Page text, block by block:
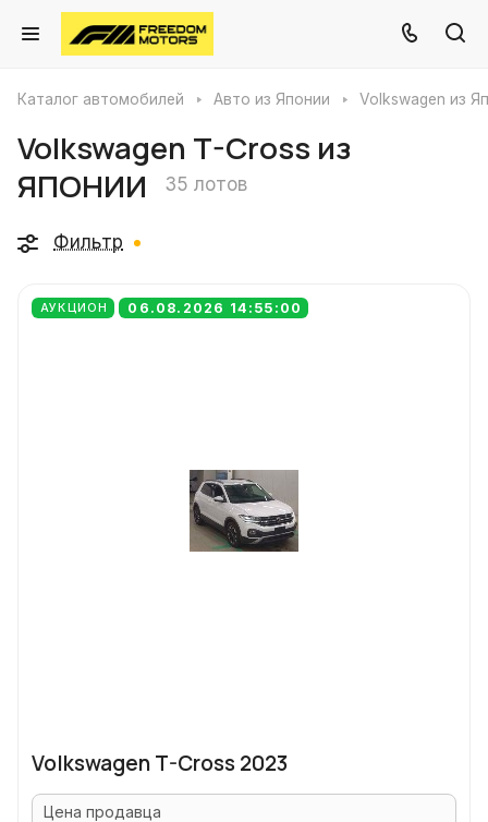
Каталог автомобилей Авто из Японии Volkswagen из
Volkswagen T-Cross из
ЯПОНИИ
35 лотов
Фильтр
АУКЦИОН 06.08.2026 14:55:00
Volkswagen T-Cross 2023
Цена продавца